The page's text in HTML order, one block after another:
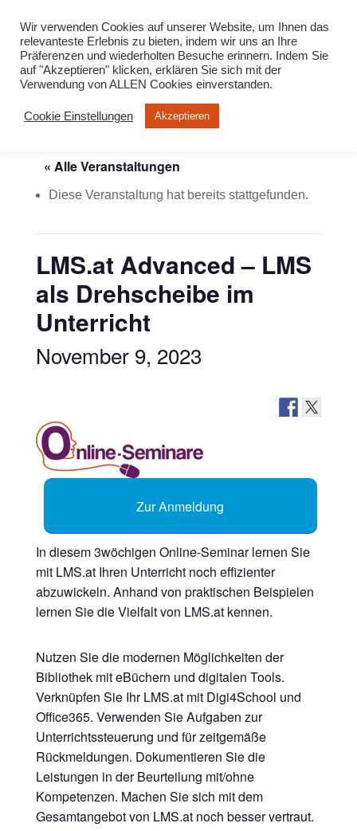
« Alle Veranstaltungen
Diese Veranstaltung hat bereits stattgefunden.
LMS.at Advanced – LMS
als Drehscheibe im
Unterricht
November 9, 2023
Zur Anmeldung
In diesem 3wöchigen Online-Seminar lernen Sie
mit LMS.at Ihren Unterricht noch effizienter
abzuwickeln. Anhand von praktischen Beispielen
lernen Sie die Vielfalt von LMS.at kennen.
Nutzen Sie die modernen Möglichkeiten der
Bibliothek mit eBüchern und digitalen Tools.
Verknüpfen Sie Ihr LMS.at mit Digi4School und
Office365. Verwenden Sie Aufgaben zur
Unterrichtssteuerung und für zeitgemäße
Rückmeldungen. Dokumentieren Sie die
Leistungen in der Beurteilung mit/ohne
Kompetenzen. Machen Sie sich mit dem
Gesamtangebot von LMS.at noch besser vertraut.
Wir verwenden Cookies auf unserer Website, um Ihnen das
relevanteste Erlebnis zu bieten, indem wir uns an Ihre
Präferenzen und wiederholten Besuche erinnern. Indem Sie
auf "Akzeptieren" klicken, erklären Sie sich mit der
Verwendung von ALLEN Cookies einverstanden.
Cookie Einstellungen Akzeptieren